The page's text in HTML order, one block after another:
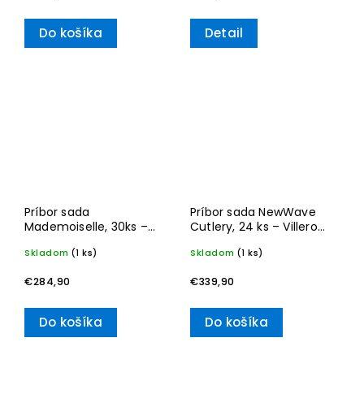
Do košíka Detail
Príbor sada
Mademoiselle, 30ks –
Skladom (1 ks)
€284,90
Do košíka
Príbor sada NewWave
Cutlery, 24 ks – Villeroy
Skladom (1 ks)
€339,90
Do košíka